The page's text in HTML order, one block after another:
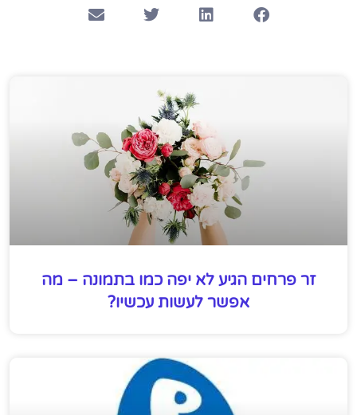
זר פרחים הגיע לא יפה כמו בתמונה – מה
אפשר לעשות עכשיו?